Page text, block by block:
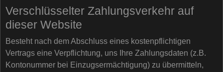
Verschlüsselter Zahlungsverkehr auf
dieser Website
Besteht nach dem Abschluss eines kostenpflichtigen
Vertrags eine Verpflichtung, uns Ihre Zahlungsdaten (z.B.
Kontonummer bei Einzugsermächtigung) zu übermitteln,